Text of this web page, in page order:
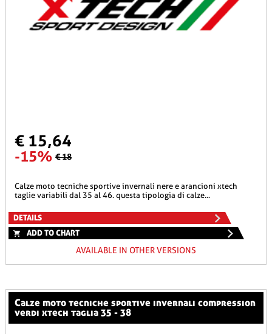
€ 15,64
-15% € 18
calze moto tecniche sportive invernali nere e arancioni xtech
taglie variabili dal 35 al 46. questa tipologia di calze...
DETAILS
ADD TO CHART
AVAILABLE IN OTHER VERSIONS
calze moto tecniche sportive invernali compression
verdi xtech taglia 35 - 38